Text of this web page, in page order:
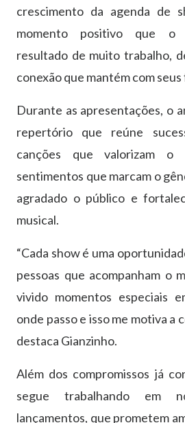
crescimento da agenda de
momento positivo que o
resultado de muito trabalho,
conexão que mantém com seus
Durante as apresentações, o
repertório que reúne
canções que valorizam o
sentimentos que marcam o
agradado o público e
musical.
“Cada show é uma
pessoas que acompanham o
vivido momentos especiais
onde passo e isso me motiva a
destaca Gianzinho.
Além dos compromissos já
segue trabalhando em
lançamentos, que prometem